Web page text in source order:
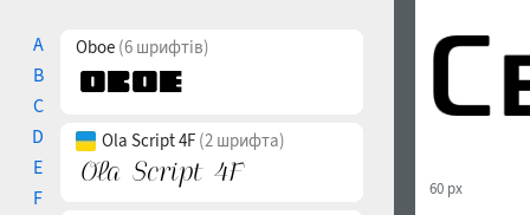
A
B
C
D
E
F
Oboe (6 шрифтів)
Ola Script 4F (2 шрифта)
60 px